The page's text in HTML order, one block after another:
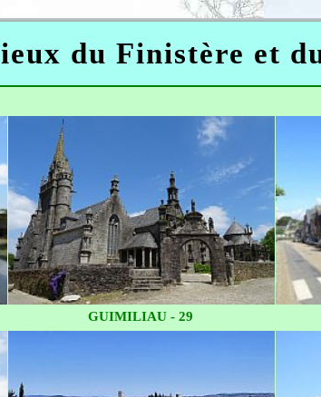
du Finistère et
GUIMILIAU - 29